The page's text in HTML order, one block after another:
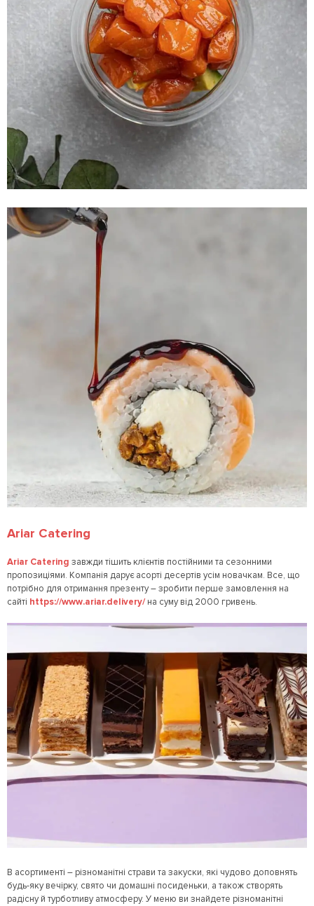
Ariar Catering
Ariar Catering завжди тішить клієнтів постійними та сезонними
пропозиціями. Компанія дарує асорті десертів усім новачкам. Все, що
потрібно для отримання презенту – зробити перше замовлення на
сайті https://www.ariar.delivery/ на суму від 2000 гривень.
В асортименті – різноманітні страви та закуски, які чудово доповнять
будь-яку вечірку, свято чи домашні посиденьки, а також створять
радісну й турботливу атмосферу. У меню ви знайдете різноманітні